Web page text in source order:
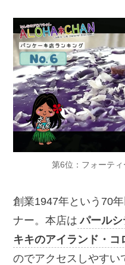
第6位：フォーテ
創業1947年という70
ナー。本店は パールシ
キキのアイランド・コ
のでアクセスしやすい